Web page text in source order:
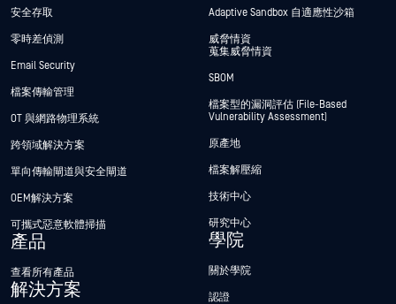
安全存取
零時差偵測
Email Security
檔案傳輸管理
OT 與網路物理系統
跨領域解決方案
單向傳輸閘道與安全閘道
OEM解決方案
可攜式惡意軟體掃描
產品
查看所有產品
解決方案
Adaptive Sandbox 自適應性沙箱
威脅情資
蒐集威脅情資
SBOM
檔案型的漏洞評估 (File-Based
Vulnerability Assessment)
原產地
檔案解壓縮
技術中心
研究中心
學院
關於學院
認證